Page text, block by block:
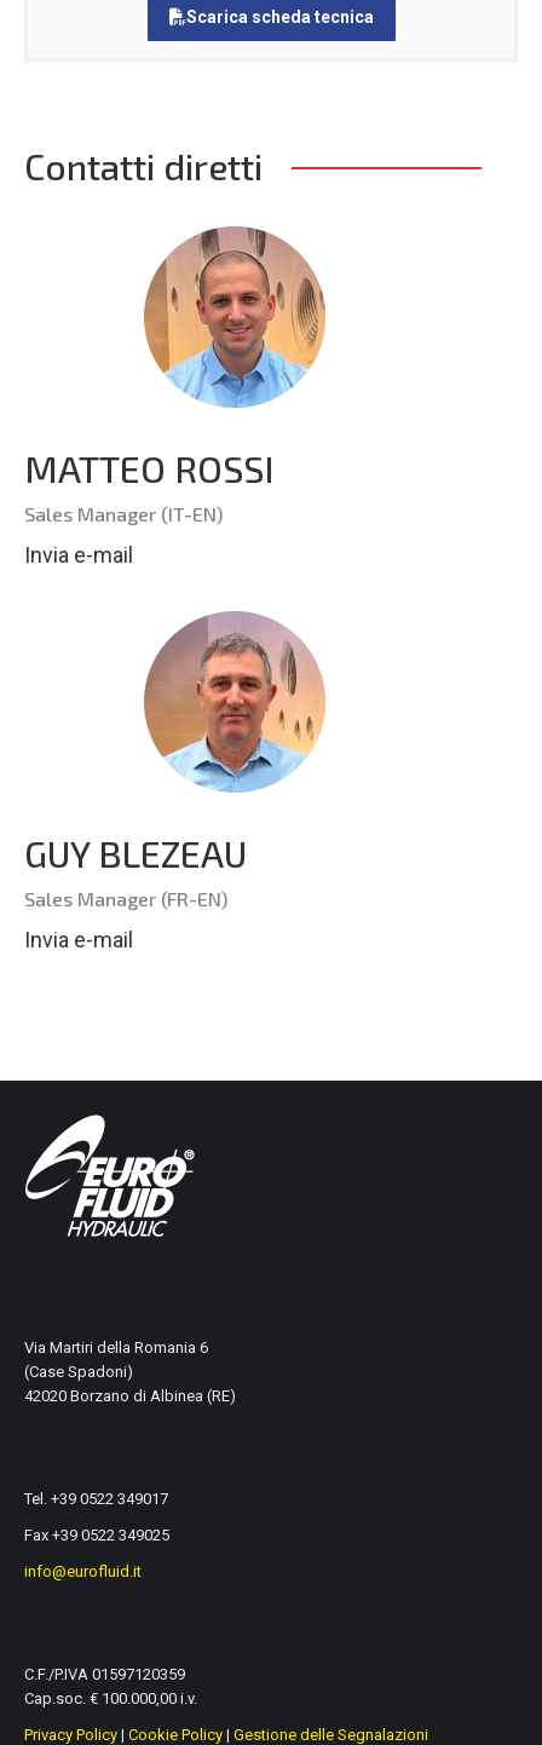
Scarica scheda tecnica
Contatti diretti
MATTEO ROSSI
Sales Manager (IT-EN)
Invia e-mail
GUY BLEZEAU
Sales Manager (FR-EN)
Invia e-mail
Via Martiri della Romania 6
(Case Spadoni)
42020 Borzano di Albinea (RE)
Tel. +39 0522 349017
Fax +39 0522 349025
info@eurofluid.it
C.F./P.IVA 01597120359
Cap.soc. € 100.000,00 i.v.
Privacy Policy | Cookie Policy | Gestione delle Segnalazioni